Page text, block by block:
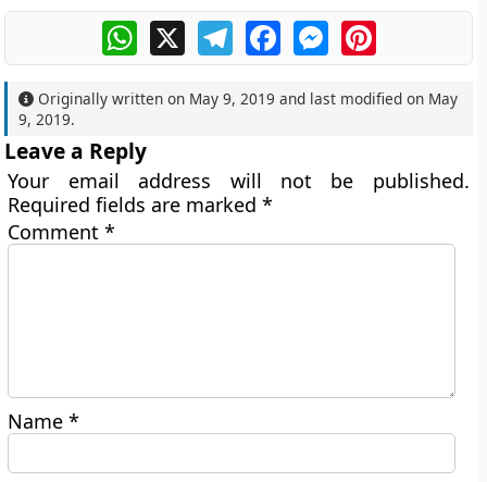
WhatsApp
X TelegramFacebookMessengerPinterest
Originally written on May 9, 2019 and last modified on May
9, 2019.
Leave a Reply
Your email address will not be published.
Required fields are marked*
Comment*
Name*